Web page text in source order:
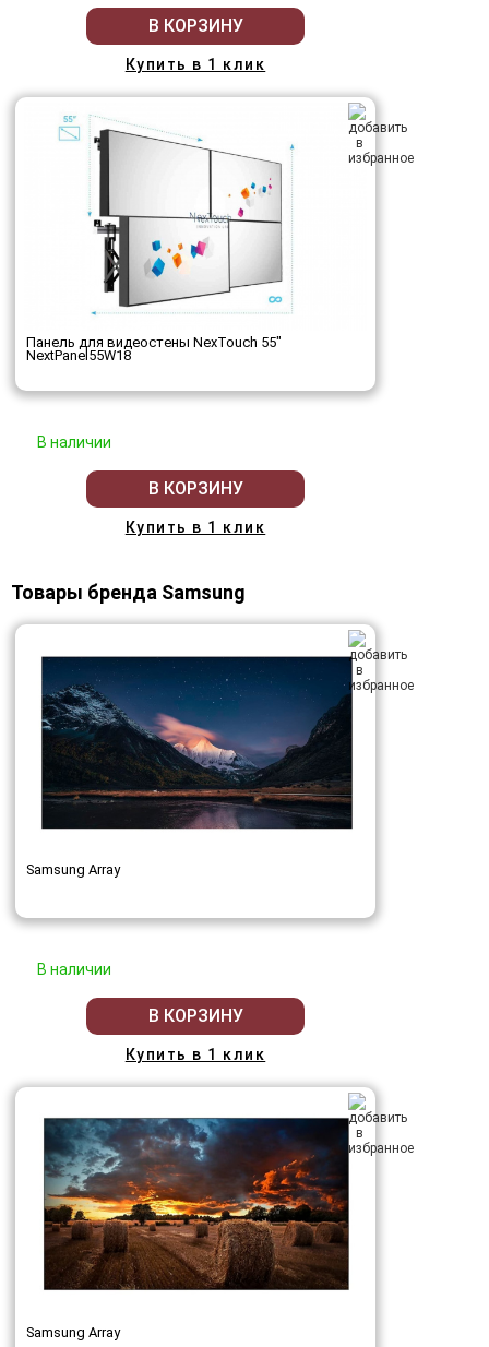
В КОРЗИНУ
Купить в 1 клик
Панель для видеостены NexTouch 55"
NextPanel55W18
В наличии
В КОРЗИНУ
Купить в 1 клик
Товары бренда Samsung
Samsung Array
В наличии
В КОРЗИНУ
Купить в 1 клик
Samsung Array